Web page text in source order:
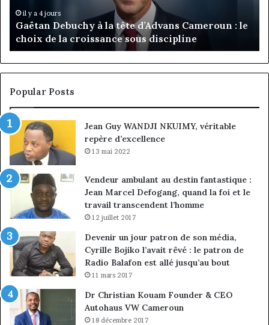
choix
de
la
croissance
sous
il y a 4 jours
Gaëtan Debuchy à la tête d’Advans Cameroun : le
choix de la croissance sous discipline
à
la
Popular Posts
Jean Guy WANDJI NKUIMY, véritable
repère d’excellence
13 mai 2022
Vendeur ambulant au destin fantastique :
Jean Marcel Defogang, quand la foi et le
travail transcendent l’homme
12 juillet 2017
Devenir un jour patron de son média,
Cyrille Bojiko l’avait rêvé : le patron de
Radio Balafon est allé jusqu’au bout
11 mars 2017
Dr Christian Kouam Founder & CEO
Autohaus VW Cameroun
18 décembre 2017